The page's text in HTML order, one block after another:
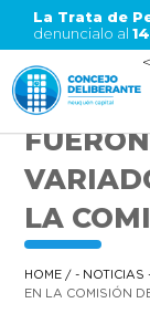
La Trata de
denuncialo al
<
LA
HOME /- NOTICIAS
EN LA COMISIÓN